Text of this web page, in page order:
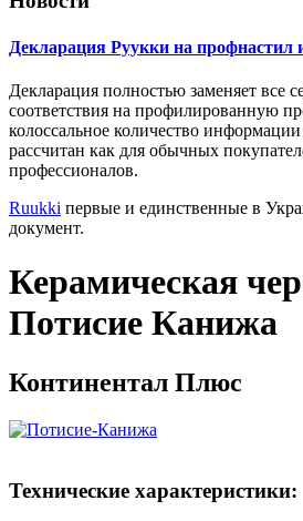
Декларация Руукки на профнастил
Декларация полностью заменяет все
соответствия на профилированную
колоссальное количество
рассчитан как для обычных
профессионалов.
Ruukki первые и единственные в
документ.
Керамическая
Потисие Канижа
Континентал Плюc
Технические характеристики: